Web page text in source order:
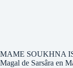
MAME SOUKHNA
Magal de Sarsâra en